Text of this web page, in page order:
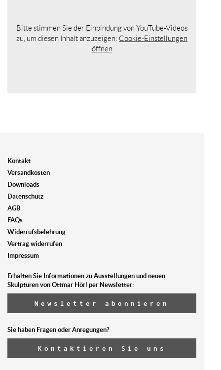
Bitte stimmen Sie der Einbindung von YouTube-Videos
zu, um diesen Inhalt anzuzeigen: Cookie-Einstellungen
öffnen
Kontakt
Versandkosten
Downloads
Datenschutz
AGB
FAQs
Widerrufsbelehrung
Vertrag widerrufen
Impressum
Erhalten Sie Informationen zu Ausstellungen und neuen
Skulpturen von Ottmar Hörl per Newsletter:
Newsletter abonnieren
Sie haben Fragen oder Anregungen?
Kontaktieren Sie uns